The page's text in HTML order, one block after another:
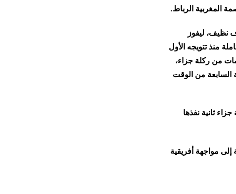
المغربية الرباط.
نظيف، ليفوز
كاملة منذ تتويجه الأول
الفريق ربيع حريمات من ركلة جزاء،
السابعة من الوقت
ثانية نفذها
في بطولة كأس الإنتركونتيننتال 2026، بالإضافة إلى مواجهة أفريقية